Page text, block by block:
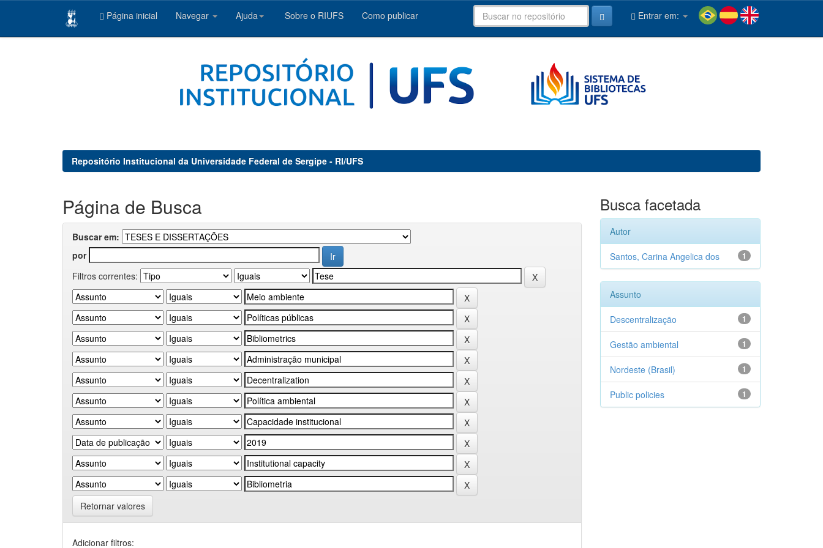
Página inicial Navegar Ajuda Sobre o RIUFS Como publicar Entrar em:
Repositório Institucional da Universidade Federal de Sergipe - RI/UFS
Página de Busca
Buscar em:
por
Filtros correntes:
Retornar valores
Adicionar filtros:
Busca facetada
Autor
1
Santos, Carina Angelica dos
Assunto
1
Descentralização
1
Gestão ambiental
1
Nordeste (Brasil)
1
Public policies